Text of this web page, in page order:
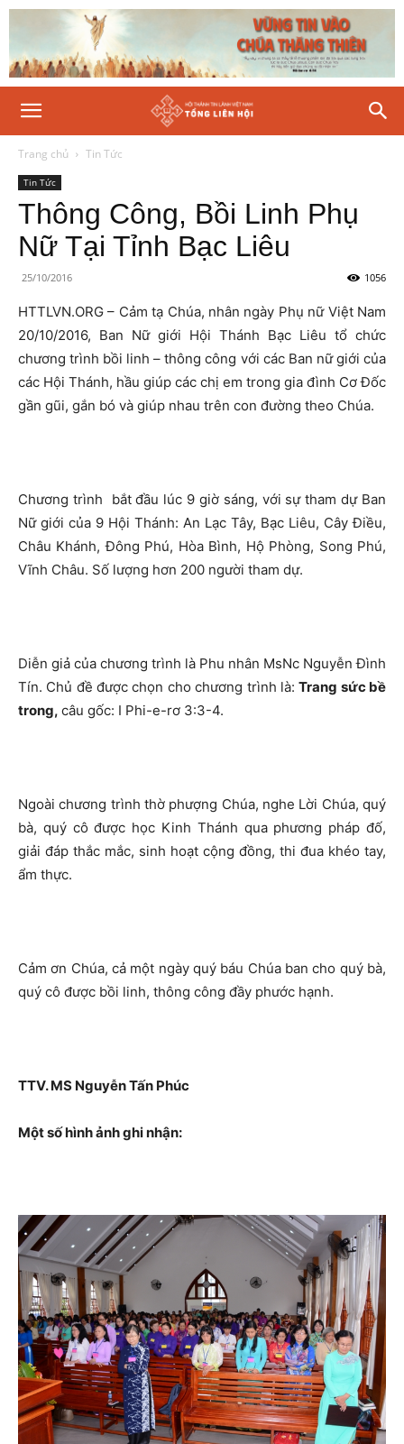
Trang chủ Tin Tức
Tin Tức
Thông Công, Bồi Linh Phụ
Nữ Tại Tỉnh Bạc Liêu
25/10/2016 1056
HTTLVN.ORG – Cảm tạ Chúa, nhân ngày Phụ nữ Việt Nam
20/10/2016, Ban Nữ giới Hội Thánh Bạc Liêu tổ chức
chương trình bồi linh – thông công với các Ban nữ giới của
các Hội Thánh, hầu giúp các chị em trong gia đình Cơ Đốc
gần gũi, gắn bó và giúp nhau trên con đường theo Chúa.
Chương trình bắt đầu lúc 9 giờ sáng, với sự tham dự Ban
Nữ giới của 9 Hội Thánh: An Lạc Tây, Bạc Liêu, Cây Điều,
Châu Khánh, Đông Phú, Hòa Bình, Hộ Phòng, Song Phú,
Vĩnh Châu. Số lượng hơn 200 người tham dự.
Diễn giả của chương trình là Phu nhân MsNc Nguyễn Đình
Tín. Chủ đề được chọn cho chương trình là:Trang sức bề
trong, câu gốc: I Phi-e-rơ 3:3-4.
Ngoài chương trình thờ phượng Chúa, nghe Lời Chúa, quý
bà, quý cô được học Kinh Thánh qua phương pháp đố,
giải đáp thắc mắc, sinh hoạt cộng đồng, thi đua khéo tay,
ẩm thực.
Cảm ơn Chúa, cả một ngày quý báu Chúa ban cho quý bà,
quý cô được bồi linh, thông công đầy phước hạnh.
TTV. MS Nguyễn Tấn Phúc
Một số hình ảnh ghi nhận: